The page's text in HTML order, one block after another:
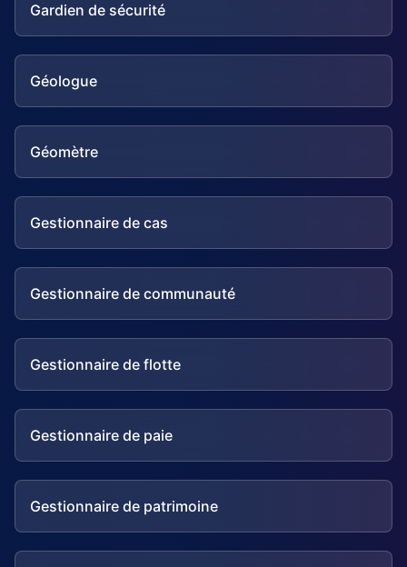
Gardien de sécurité
Géologue
Géomètre
Gestionnaire de cas
Gestionnaire de communauté
Gestionnaire de flotte
Gestionnaire de paie
Gestionnaire de patrimoine